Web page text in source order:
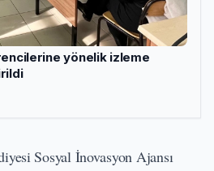
yönelik izleme
Sosyal İnovasyon Ajansı